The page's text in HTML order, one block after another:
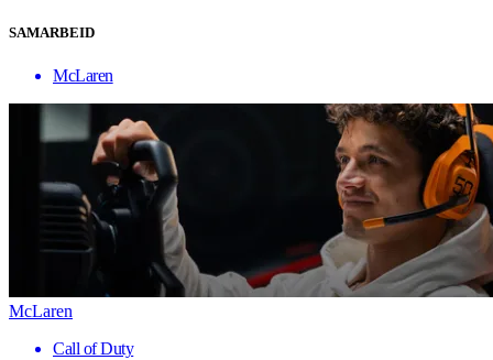
SAMARBEID
McLaren
McLaren
Call of Duty